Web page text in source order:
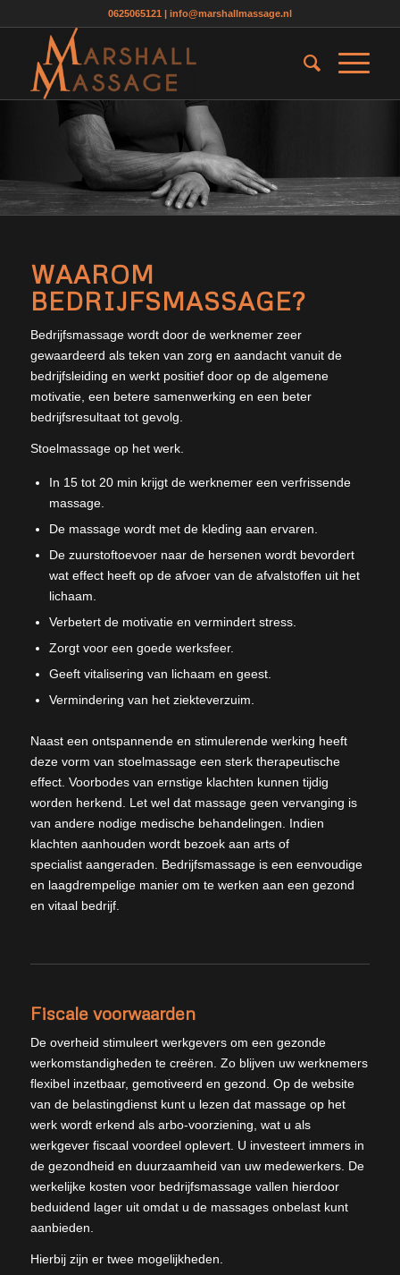
0625065121 | info@marshallmassage.nl
WAAROM
BEDRIJFSMASSAGE?
Bedrijfsmassage wordt door de werknemer zeer
gewaardeerd als teken van zorg en aandacht vanuit de
bedrijfsleiding en werkt positief door op de algemene
motivatie, een betere samenwerking en een beter
bedrijfsresultaat tot gevolg.
Stoelmassage op het werk.
In 15 tot 20 min krijgt de werknemer een verfrissende
massage.
De massage wordt met de kleding aan ervaren.
De zuurstoftoevoer naar de hersenen wordt bevordert
wat effect heeft op de afvoer van de afvalstoffen uit het
lichaam.
Verbetert de motivatie en vermindert stress.
Zorgt voor een goede werksfeer.
Geeft vitalisering van lichaam en geest.
Vermindering van het ziekteverzuim.
Naast een ontspannende en stimulerende werking heeft
deze vorm van stoelmassage een sterk therapeutische
effect. Voorbodes van ernstige klachten kunnen tijdig
worden herkend. Let wel dat massage geen vervanging is
van andere nodige medische behandelingen. Indien
klachten aanhouden wordt bezoek aan arts of
specialist aangeraden. Bedrijfsmassage is een eenvoudige
en laagdrempelige manier om te werken aan een gezond
en vitaal bedrijf.
Fiscale voorwaarden
De overheid stimuleert werkgevers om een gezonde
werkomstandigheden te creëren. Zo blijven uw werknemers
flexibel inzetbaar, gemotiveerd en gezond. Op de website
van de belastingdienst kunt u lezen dat massage op het
werk wordt erkend als arbo-voorziening, wat u als
werkgever fiscaal voordeel oplevert. U investeert immers in
de gezondheid en duurzaamheid van uw medewerkers. De
werkelijke kosten voor bedrijfsmassage vallen hierdoor
beduidend lager uit omdat u de massages onbelast kunt
aanbieden.
Hierbij zijn er twee mogelijkheden.